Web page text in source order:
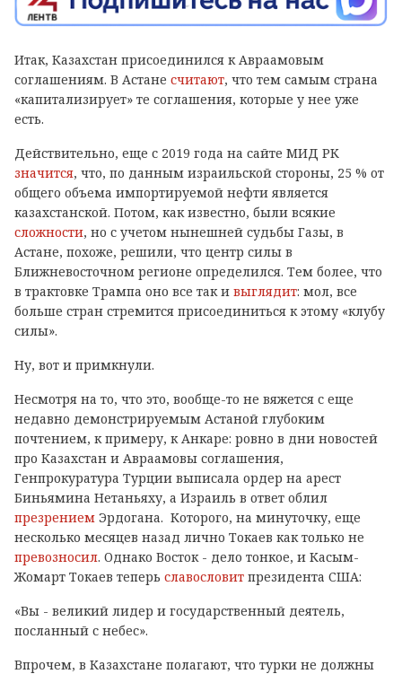
Итак, Казахстан присоединился к Авраамовым
соглашениям. В Астане считают, что тем самым страна
«капитализирует» те соглашения, которые у нее уже
есть.
Действительно, еще с 2019 года на сайте МИД РК
значится, что, по данным израильской стороны, 25 % от
общего объема импортируемой нефти является
казахстанской. Потом, как известно, были всякие
сложности, но с учетом нынешней судьбы Газы, в
Астане, похоже, решили, что центр силы в
Ближневосточном регионе определился. Тем более, что
в трактовке Трампа оно все так и выглядит: мол, все
больше стран стремится присоединиться к этому «клубу
силы».
Ну, вот и примкнули.
Несмотря на то, что это, вообще-то не вяжется с еще
недавно демонстрируемым Астаной глубоким
почтением, к примеру, к Анкаре: ровно в дни новостей
про Казахстан и Авраамовы соглашения,
Генпрокуратура Турции выписала ордер на арест
Биньямина Нетаньяху, а Израиль в ответ облил
презрением Эрдогана. Которого, на минуточку, еще
несколько месяцев назад лично Токаев как только не
превозносил. Однако Восток - дело тонкое, и Касым-
Жомарт Токаев теперь славословит президента США:
«Вы - великий лидер и государственный деятель,
посланный с небес».
Впрочем, в Казахстане полагают, что турки не должны